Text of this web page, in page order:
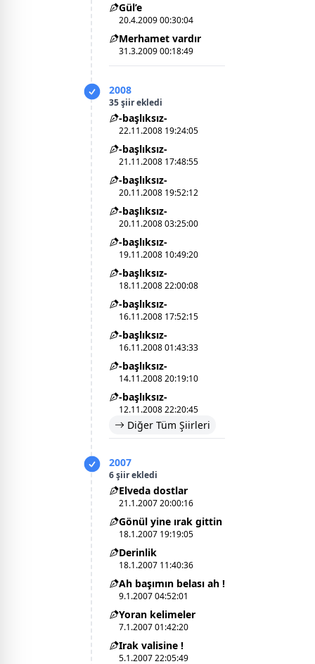
Gül’e
20.4.2009 00:30:04
Merhamet vardır
31.3.2009 00:18:49
2008
35 şiir ekledi
-başlıksız-
22.11.2008 19:24:05
-başlıksız-
21.11.2008 17:48:55
-başlıksız-
20.11.2008 19:52:12
-başlıksız-
20.11.2008 03:25:00
-başlıksız-
19.11.2008 10:49:20
-başlıksız-
18.11.2008 22:00:08
-başlıksız-
16.11.2008 17:52:15
-başlıksız-
16.11.2008 01:43:33
-başlıksız-
14.11.2008 20:19:10
-başlıksız-
12.11.2008 22:20:45
Diğer Tüm Şiirleri
2007
6 şiir ekledi
Elveda dostlar
21.1.2007 20:00:16
Gönül yine ırak gittin
18.1.2007 19:19:05
Derinlik
18.1.2007 11:40:36
Ah başımın belası ah !
9.1.2007 04:52:01
Yoran kelimeler
7.1.2007 01:42:20
Irak valisine !
5.1.2007 22:05:49